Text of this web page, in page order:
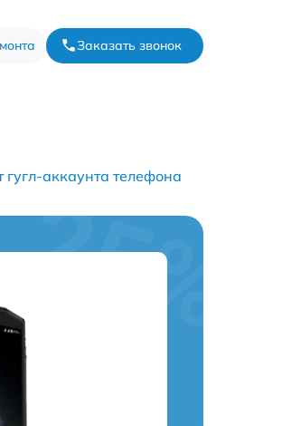
Заказать звонок
гугл-аккаунта телефона